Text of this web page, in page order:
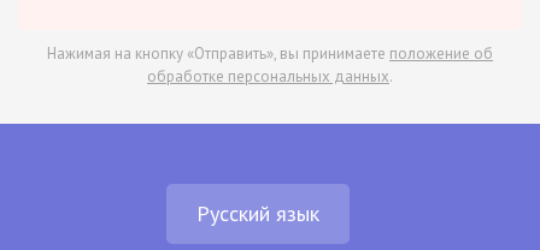
Нажимая на кнопку «Отправить», вы принимаете положение об
обработке персональных данных.
Русский язык